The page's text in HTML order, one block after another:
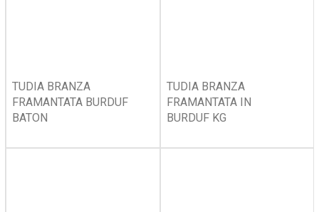
TUDIA BRANZA
FRAMANTATA BURDUF
BATON
TUDIA BRANZA
FRAMANTATA IN
BURDUF KG